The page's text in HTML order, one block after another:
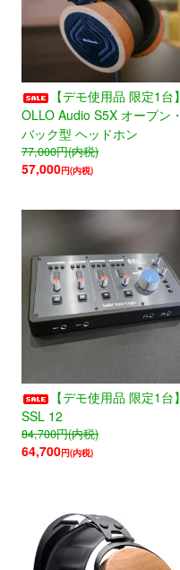
【デモ使用品 限定1台】
OLLO Audio S5X オープン・
バック型 ヘッドホン
77,000円(内税)
57,000円(内税)
【デモ使用品 限定1台】
SSL 12
84,700円(内税)
64,700円(内税)